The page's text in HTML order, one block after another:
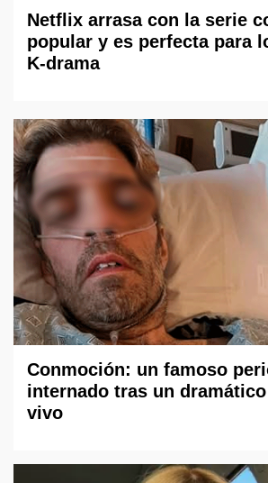
Netflix arrasa con la serie
popular y es perfecta para
K-drama
Conmoción: un famoso
internado tras un
vivo